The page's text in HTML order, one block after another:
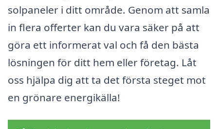
solpaneler i ditt område. Genom att samla
in flera offerter kan du vara säker på att
göra ett informerat val och få den bästa
lösningen för ditt hem eller företag. Låt
oss hjälpa dig att ta det första steget mot
en grönare energikälla!